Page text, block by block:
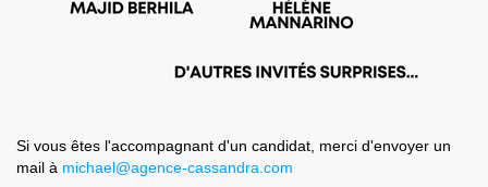
Si vous êtes l'accompagnant d'un candidat, merci d'envoyer un
mail à michael@agence-cassandra.com